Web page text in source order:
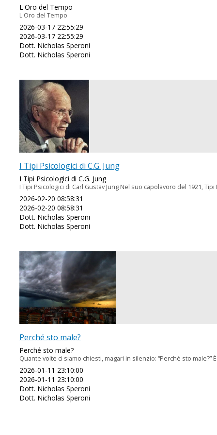
L'Oro del Tempo
L'Oro del Tempo
2026-03-17 22:55:29
2026-03-17 22:55:29
Dott. Nicholas Speroni
Dott. Nicholas Speroni
I Tipi Psicologici di C.G. Jung
I Tipi Psicologici di C.G. Jung
I Tipi Psicologici di Carl Gustav Jung Nel suo capolavoro del 1921,
2026-02-20 08:58:31
2026-02-20 08:58:31
Dott. Nicholas Speroni
Dott. Nicholas Speroni
Perché sto male?
Perché sto male?
Quante volte ci siamo chiesti, magari in silenzio: “Perché sto
2026-01-11 23:10:00
2026-01-11 23:10:00
Dott. Nicholas Speroni
Dott. Nicholas Speroni